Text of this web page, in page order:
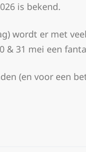
is bekend.
wordt er met
31 mei een
(en voor een